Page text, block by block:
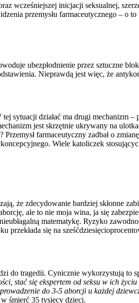
wcześniejszej inicjacji seksualnej,
przemysłu farmaceutycznego – o to
ubezpłodnienie przez sztuczne
Nieprawdą jest więc, że
sytuacji działać ma drugi mechanizm
jest skrzętnie ukrywany na
farmaceutyczny zadbał o
Wiele katoliczek
że zdecydowanie bardziej skłonne
ale to nie moja wina, ja się
matematykę. Ryzyko
przekłada się na
do tragedii. Cynicznie wykorzystują to
stać się ekspertem od seksu w ich
do 3-5 aborcji u każdej
śmierć 35 tysięcy dzieci.